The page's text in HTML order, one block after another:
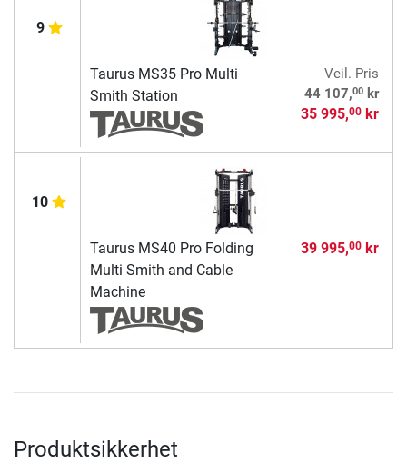
9
Taurus MS35 Pro Multi
Smith Station
Veil. Pris
44 107,00kr
35 995,00kr
10
Taurus MS40 Pro Folding
Multi Smith and Cable
Machine
39 995,00kr
Produktsikkerhet